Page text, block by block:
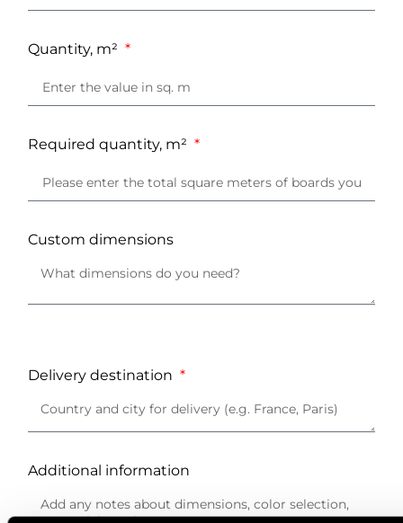
Quantity, m²
Required quantity, m²
Custom dimensions
Delivery destination
Additional information